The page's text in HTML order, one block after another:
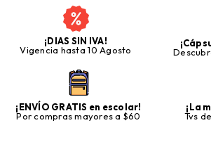
¡DIAS SIN IVA!
Vigencia hasta 10 Agosto
¡ENVÍO GRATIS en escolar!
Por compras mayores a $60
¡La
Tvs